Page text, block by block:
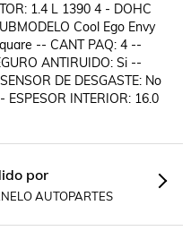
1.4 L 1390 4 - DOHC
Cool Ego Envy
-- CANT PAQ: 4 --
ANTIRUIDO: Si --
DE DESGASTE: No
INTERIOR: 16.0
por
AUTOPARTES